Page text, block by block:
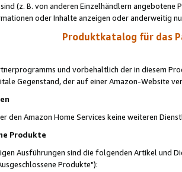
(z. B. von anderen Einzelhändlern
oder Inhalte anzeigen oder anderweitig
Produktkatalog für das
und vorbehaltlich der in diesem
Gegenstand, der auf einer Amazon-Website
den Amazon Home Services keine weiteren
Produkte
Ausführungen sind die folgenden Artikel und
Produkte"):